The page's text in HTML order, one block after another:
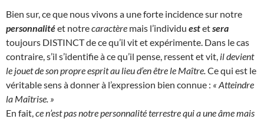
Bien sur, ce que nous vivons a une forte incidence sur notre
personnalitéet notrecaractère mais l’individu estetsera
toujours DISTINCT de ce qu’il vit et expérimente. Dans le cas
contraire, s’il s’identifie à ce qu’il pense, ressent et vit, il devient
le jouet de son propre esprit au lieu d’en être le Maître. Ce qui est le
véritable sens à donner à l’expression bien connue : « Atteindre
la Maîtrise. »
En fait, ce n’est pas notre personnalité terrestre qui a une âme mais